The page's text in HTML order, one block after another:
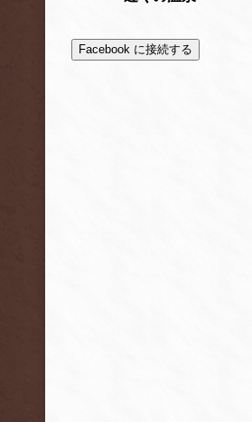
Facebook に接続する